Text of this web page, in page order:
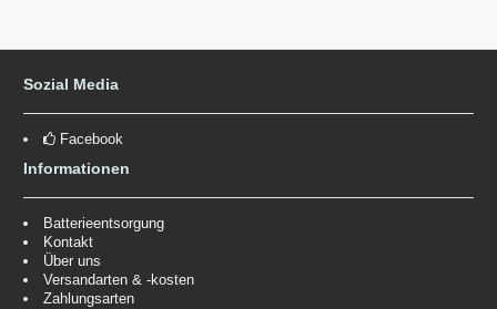
Sozial Media
Facebook
Informationen
Batterieentsorgung
Kontakt
Über uns
Versandarten & -kosten
Zahlungsarten